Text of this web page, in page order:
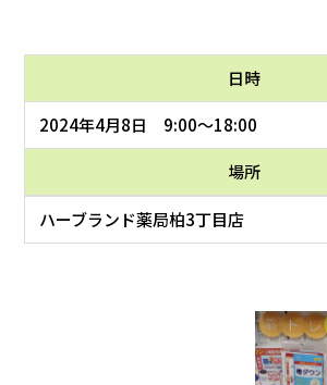
日時
2024年4月8日 9:00～18:00
場所
ハーブランド薬局柏3丁目店